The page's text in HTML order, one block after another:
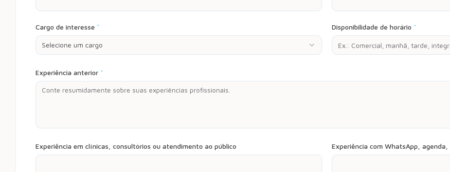
Cargo de interesse *
Selecione um cargo
Disponibilidade de horário *
Experiência anterior *
Experiência em clínicas, consultórios ou atendimento ao público Experiência com WhatsApp,